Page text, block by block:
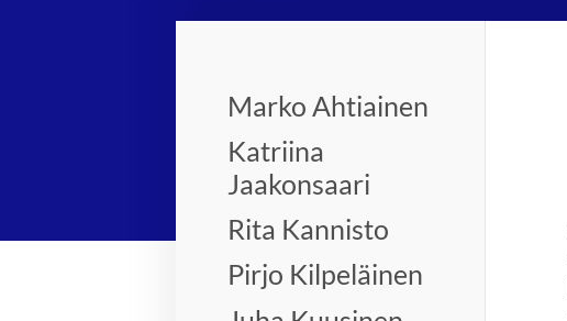
Marko Ahtiainen
Katriina
Jaakonsaari
Rita Kannisto
Pirjo Kilpeläinen